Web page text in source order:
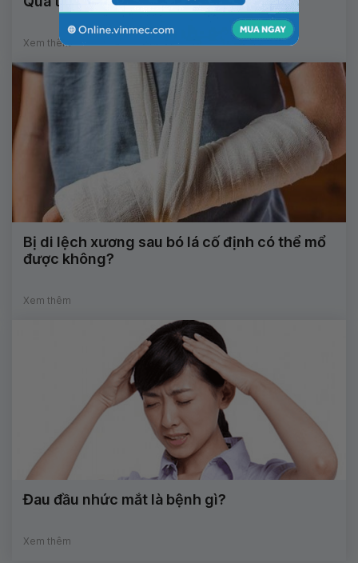
Xem thêm
Bị di lệch xương sau bó lá cố định có thể mổ
được không?
Xem thêm
Đau đầu nhức mắt là bệnh gì?
Xem thêm